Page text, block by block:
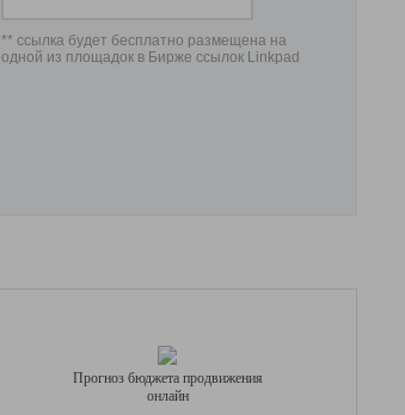
** ссылка будет бесплатно размещена на
одной из площадок в Бирже ссылок Linkpad
Прогноз бюджета продвижения
онлайн